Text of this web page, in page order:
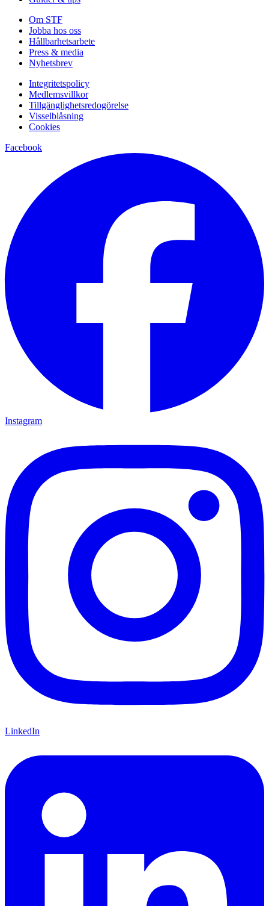
Om STF
Jobba hos oss
Hållbarhetsarbete
Press & media
Nyhetsbrev
Integritetspolicy
Medlemsvillkor
Tillgänglighetsredogörelse
Visselblåsning
Cookies
Facebook
Instagram
LinkedIn